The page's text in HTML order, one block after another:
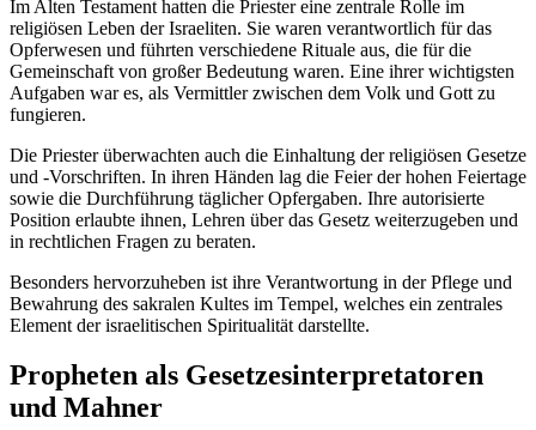
Im Alten Testament hatten die Priester eine zentrale Rolle im
religiösen Leben der Israeliten. Sie waren verantwortlich für das
Opferwesen und führten verschiedene Rituale aus, die für die
Gemeinschaft von großer Bedeutung waren. Eine ihrer wichtigsten
Aufgaben war es, als Vermittler zwischen dem Volk und Gott zu
fungieren.
Die Priester überwachten auch die Einhaltung der religiösen Gesetze
und -Vorschriften. In ihren Händen lag die Feier der hohen Feiertage
sowie die Durchführung täglicher Opfergaben. Ihre autorisierte
Position erlaubte ihnen, Lehren über das Gesetz weiterzugeben und
in rechtlichen Fragen zu beraten.
Besonders hervorzuheben ist ihre Verantwortung in der Pflege und
Bewahrung des sakralen Kultes im Tempel, welches ein zentrales
Element der israelitischen Spiritualität darstellte.
Propheten als Gesetzesinterpretatoren
und Mahner